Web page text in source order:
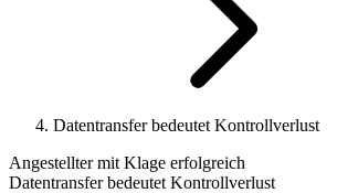
Datentransfer bedeutet Kontrollverlust
Angestellter mit Klage erfolgreich
Datentransfer bedeutet Kontrollverlust